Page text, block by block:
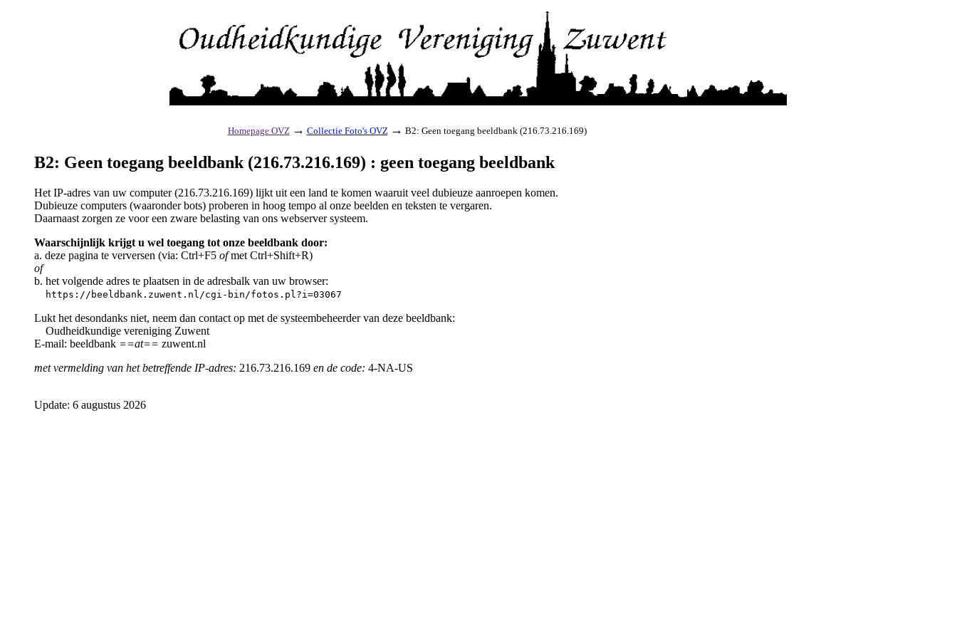
Homepage OVZ → Collectie Foto's OVZ → B2: Geen toegang beeldbank (216.73.216.169)
B2: Geen toegang beeldbank (216.73.216.169) : geen toegang beeldbank
Het IP-adres van uw computer (216.73.216.169) lijkt uit een land te komen waaruit veel dubieuze aanroepen komen.
Dubieuze computers (waaronder bots) proberen in hoog tempo al onze beelden en teksten te vergaren.
Daarnaast zorgen ze voor een zware belasting van ons webserver systeem.
Waarschijnlijk krijgt u wel toegang tot onze beeldbank door:
a. deze pagina te verversen (via: Ctrl+F5 ofmet Ctrl+Shift+R)
of
b. het volgende adres te plaatsen in de adresbalk van uw browser:
https://beeldbank.zuwent.nl/cgi-bin/fotos.pl?i=03067
Lukt het desondanks niet, neem dan contact op met de systeembeheerder van deze beeldbank:
Oudheidkundige vereniging Zuwent
E-mail: beeldbank ==at== zuwent.nl
met vermelding van het betreffende IP-adres: 216.73.216.169 en de code: 4-NA-US
Update: 6 augustus 2026